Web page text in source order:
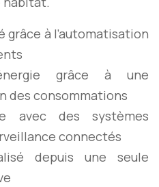
à l’automatisation
grâce à une
des consommations
avec des systèmes
connectés
depuis une seule